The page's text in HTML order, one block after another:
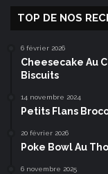
TOP DE NOS
6 février 2026
Cheesecake Au
Biscuits
14 novembre 2024
Petits Flans
20 février 2026
Poke Bowl Au
6 novembre 2025